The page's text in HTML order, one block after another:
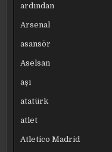
ardından
Arsenal
asansör
Aselsan
aşı
atatürk
atlet
Atletico Madrid